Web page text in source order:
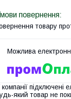
товару
підключені
який товар не